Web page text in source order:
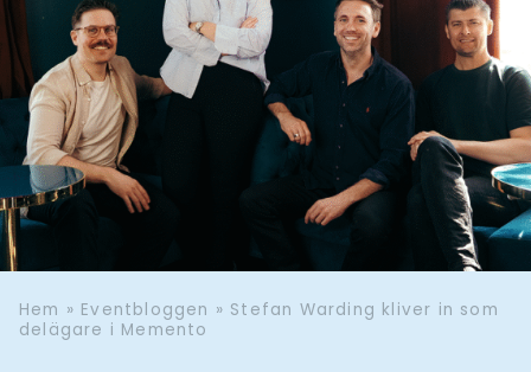
Hem » Eventbloggen » Stefan Warding kliver in som
delägare i Memento